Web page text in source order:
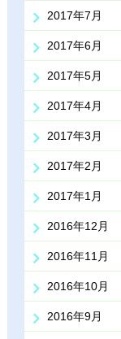
2017年7月
2017年6月
2017年5月
2017年4月
2017年3月
2017年2月
2017年1月
2016年12月
2016年11月
2016年10月
2016年9月